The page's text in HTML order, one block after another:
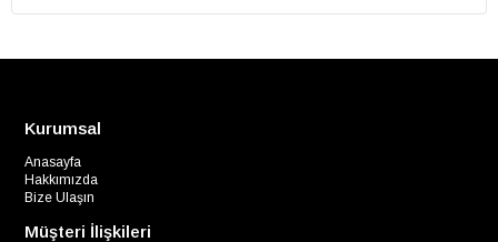
Kurumsal
Anasayfa
Hakkımızda
Bize Ulaşın
Müşteri İlişkileri